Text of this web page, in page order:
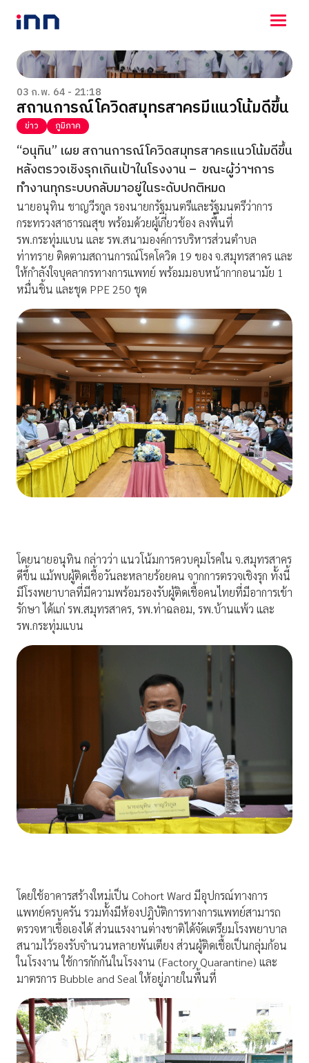
NEWS
ENTERTAINMENT
LIFESTYLE
HOROSCOPE
LOTTERY
VIDEO
ร่วมด้วยช่วยกัน
03 ก.พ. 64 - 21:18
สถานการณ์โควิดสมุทรสาครมีแนวโน้มดีขึ้น
ข่าว ภูมิภาค
“อนุทิน” เผย สถานการณ์โควิดสมุทรสาครแนวโน้มดีขึ้น
หลังตรวจเชิงรุกเกินเป้าในโรงงาน – ขณะผู้ว่าฯการ
ทำงานทุกระบบกลับมาอยู่ในระดับปกติหมด
นายอนุทิน ชาญวีรกูล รองนายกรัฐมนตรีและรัฐมนตรีว่าการ
กระทรวงสาธารณสุข พร้อมด้วยผู้เกี่ยวข้อง ลงพื้นที่
รพ.กระทุ่มแบน และ รพ.สนามองค์การบริหารส่วนตำบล
ท่าทราย ติดตามสถานการณ์โรคโควิด 19 ของ จ.สมุทรสาคร และ
ให้กำลังใจบุคลากรทางการแพทย์ พร้อมมอบหน้ากากอนามัย 1
หมื่นชิ้น และชุด PPE 250 ชุด
โดยนายอนุทิน กล่าวว่า แนวโน้มการควบคุมโรคใน จ.สมุทรสาคร
ดีขึ้น แม้พบผู้ติดเชื้อวันละหลายร้อยคน จากการตรวจเชิงรุก ทั้งนี้
มีโรงพยาบาลที่มีความพร้อมรองรับผู้ติดเชื้อคนไทยที่มีอาการเข้า
รักษา ได้แก่ รพ.สมุทรสาคร, รพ.ท่าฉลอม, รพ.บ้านแพ้ว และ
รพ.กระทุ่มแบน
โดยใช้อาคารสร้างใหม่เป็น Cohort Ward มีอุปกรณ์ทางการ
แพทย์ครบครัน รวมทั้งมีห้องปฎิบัติการทางการแพทย์สามารถ
ตรวจหาเชื้อเองได้ ส่วนแรงงานต่างชาติได้จัดเตรียมโรงพยาบาล
สนามไว้รองรับจำนวนหลายพันเตียง ส่วนผู้ติดเชื้อเป็นกลุ่มก้อน
ในโรงงาน ใช้การกักกันในโรงงาน (Factory Quarantine) และ
มาตรการ Bubble and Seal ให้อยู่ภายในพื้นที่